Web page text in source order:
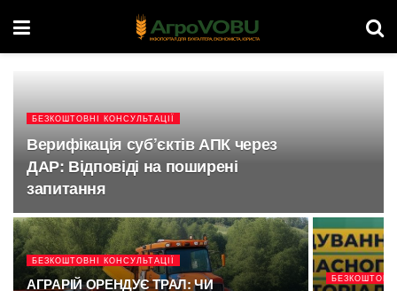
БЕЗКОШТОВНІ КОНСУЛЬТАЦІЇ
Верифікація суб’єктів АПК через
ДАР: Відповіді на поширені
запитання
БЕЗКОШТОВНІ КОНСУЛЬТАЦІЇ
АГРАРІЙ ОРЕНДУЄ ТРАЛ: ЧИ